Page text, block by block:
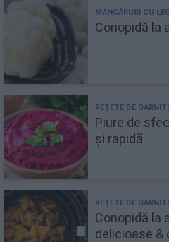
Conopidă la
Piure de
și rapidă
Conopidă la
delicioase &